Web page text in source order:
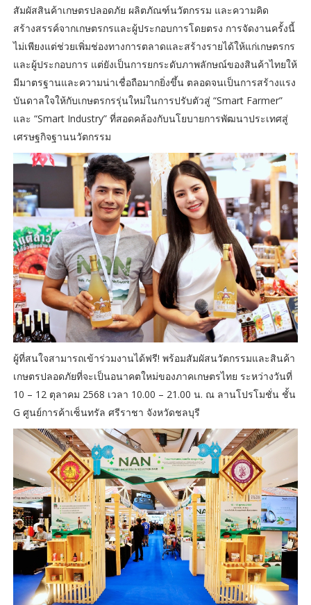
สัมผัสสินค้าเกษตรปลอดภัย ผลิตภัณฑ์นวัตกรรม และความคิด
สร้างสรรค์จากเกษตรกรและผู้ประกอบการโดยตรง การจัดงานครั้งนี้
ไม่เพียงแต่ช่วยเพิ่มช่องทางการตลาดและสร้างรายได้ให้แก่เกษตรกร
และผู้ประกอบการ แต่ยังเป็นการยกระดับภาพลักษณ์ของสินค้าไทยให้
มีมาตรฐานและความน่าเชื่อถือมากยิ่งขึ้น ตลอดจนเป็นการสร้างแรง
บันดาลใจให้กับเกษตรกรรุ่นใหม่ในการปรับตัวสู่ “Smart Farmer”
และ “Smart Industry” ที่สอดคล้องกับนโยบายการพัฒนาประเทศสู่
เศรษฐกิจฐานนวัตกรรม
ผู้ที่สนใจสามารถเข้าร่วมงานได้ฟรี! พร้อมสัมผัสนวัตกรรมและสินค้า
เกษตรปลอดภัยที่จะเป็นอนาคตใหม่ของภาคเกษตรไทย ระหว่างวันที่
10 – 12 ตุลาคม 2568 เวลา 10.00 – 21.00 น. ณ ลานโปรโมชั่น ชั้น
G ศูนย์การค้าเซ็นทรัล ศรีราชา จังหวัดชลบุรี